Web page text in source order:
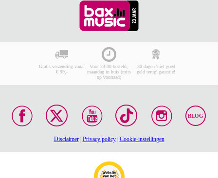
Gratis verzending vanaf
€ 99,-
Voor 23:00 besteld,
maandag in huis (mits
op voorraad)
30 dagen 'niet goed
geld terug' garantie!
BLOG
Disclaimer| Privacy policy| Cookie-instellingen